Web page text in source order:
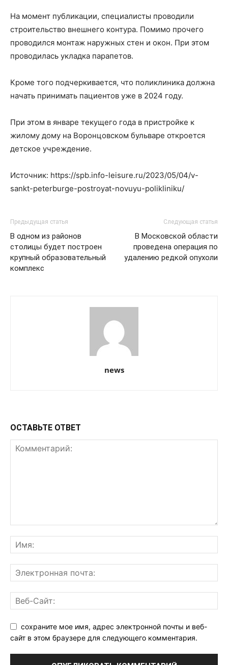
На момент публикации, специалисты проводили
строительство внешнего контура. Помимо прочего
проводился монтаж наружных стен и окон. При этом
проводилась укладка парапетов.
Кроме того подчеркивается, что поликлиника должна
начать принимать пациентов уже в 2024 году.
При этом в январе текущего года в пристройке к
жилому дому на Воронцовском бульваре откроется
детское учреждение.
Источник: https://spb.info-leisure.ru/2023/05/04/v-
sankt-peterburge-postroyat-novuyu-polikliniku/
Предыдущая статья
В одном из районов
столицы будет построен
крупный образовательный
комплекс
Следующая статья
В Московской области
проведена операция по
удалению редкой опухоли
news
ОСТАВЬТЕ ОТВЕТ
сохраните мое имя, адрес электронной почты и веб-
сайт в этом браузере для следующего комментария.